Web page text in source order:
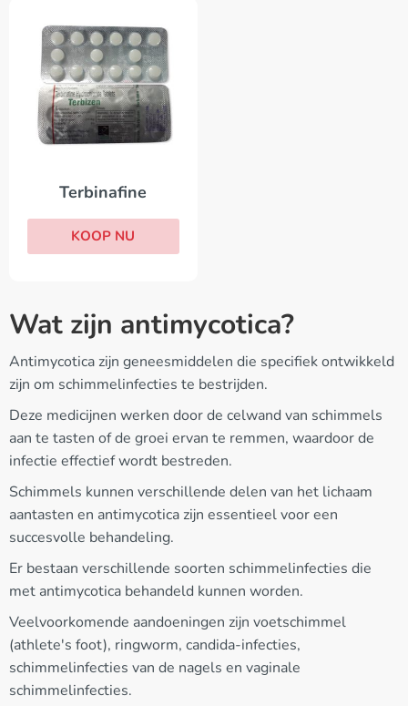
Terbinafine
KOOP NU
Wat zijn antimycotica?
Antimycotica zijn geneesmiddelen die specifiek ontwikkeld
zijn om schimmelinfecties te bestrijden.
Deze medicijnen werken door de celwand van schimmels
aan te tasten of de groei ervan te remmen, waardoor de
infectie effectief wordt bestreden.
Schimmels kunnen verschillende delen van het lichaam
aantasten en antimycotica zijn essentieel voor een
succesvolle behandeling.
Er bestaan verschillende soorten schimmelinfecties die
met antimycotica behandeld kunnen worden.
Veelvoorkomende aandoeningen zijn voetschimmel
(athlete's foot), ringworm, candida-infecties,
schimmelinfecties van de nagels en vaginale
schimmelinfecties.